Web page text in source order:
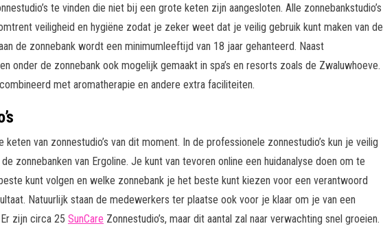
te vinden die niet bij een grote keten zijn aangesloten. Alle zonnebankstudio’s
veiligheid en hygiëne zodat je zeker weet dat je veilig gebruik kunt maken van de
de zonnebank wordt een minimumleeftijd van 18 jaar gehanteerd. Naast
onder de zonnebank ook mogelijk gemaakt in spa’s en resorts zoals de Zwaluwhoeve.
met aromatherapie en andere extra faciliteiten.
keten van zonnestudio’s van dit moment. In de professionele zonnestudio’s kun je veilig
zonnebanken van Ergoline. Je kunt van tevoren online een huidanalyse doen om te
kunt volgen en welke zonnebank je het beste kunt kiezen voor een verantwoord
Natuurlijk staan de medewerkers ter plaatse ook voor je klaar om je van een
zijn circa 25 SunCare Zonnestudio’s, maar dit aantal zal naar verwachting snel groeien.